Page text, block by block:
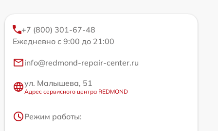
+7 (800) 301-67-48
Ежедневно с 9:00 до 21:00
info@redmond-repair-center.ru
ул. Малышева, 51
Адрес сервисного центра REDMOND
Режим работы: